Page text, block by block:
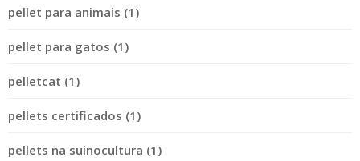
pellet para animais (1)
pellet para gatos (1)
pelletcat (1)
pellets certificados (1)
pellets na suinocultura (1)